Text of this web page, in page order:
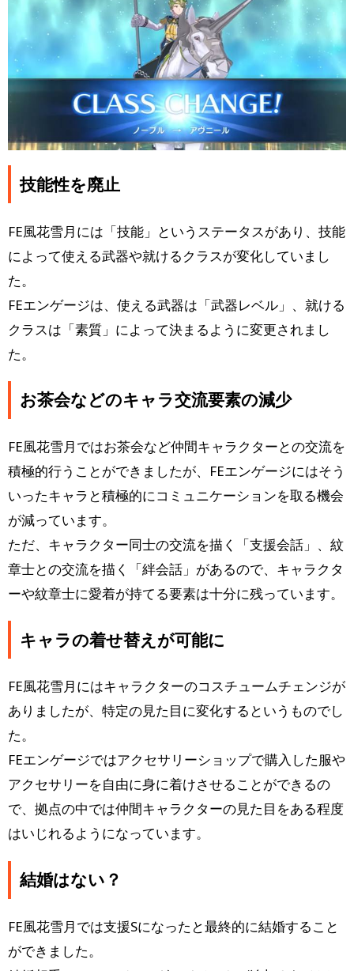
技能性を廃止
FE風花雪月には「技能」というステータスがあり、技能
によって使える武器や就けるクラスが変化していまし
た。
FEエンゲージは、使える武器は「武器レベル」、就ける
クラスは「素質」によって決まるように変更されまし
た。
お茶会などのキャラ交流要素の減少
FE風花雪月ではお茶会など仲間キャラクターとの交流を
積極的行うことができましたが、FEエンゲージにはそう
いったキャラと積極的にコミュニケーションを取る機会
が減っています。
ただ、キャラクター同士の交流を描く「支援会話」、紋
章士との交流を描く「絆会話」があるので、キャラクタ
ーや紋章士に愛着が持てる要素は十分に残っています。
キャラの着せ替えが可能に
FE風花雪月にはキャラクターのコスチュームチェンジが
ありましたが、特定の見た目に変化するというものでし
た。
FEエンゲージではアクセサリーショップで購入した服や
アクセサリーを自由に身に着けさせることができるの
で、拠点の中では仲間キャラクターの見た目をある程度
はいじれるようになっています。
結婚はない？
FE風花雪月では支援Sになったと最終的に結婚すること
ができました。